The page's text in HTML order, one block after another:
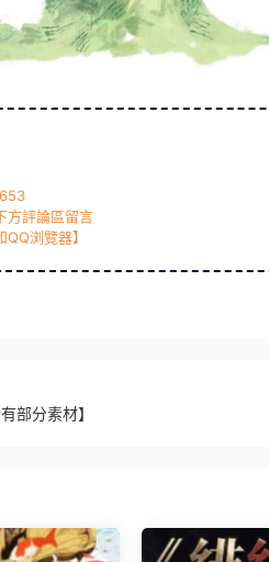
方評論區留言
QQ浏覽器】
部分素材】